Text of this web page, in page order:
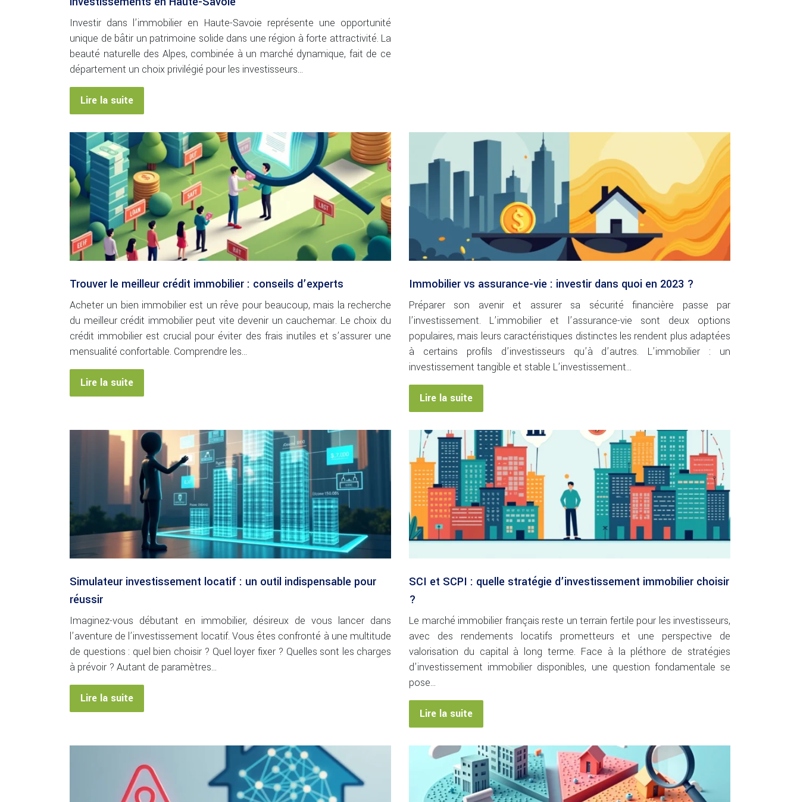
Investir dans l’immobilier en Haute-Savoie représente une opportunité
unique de bâtir un patrimoine solide dans une région à forte attractivité. La
beauté naturelle des Alpes, combinée à un marché dynamique, fait de ce
département un choix privilégié pour les investisseurs…
Lire la suite
Trouver le meilleur crédit immobilier : conseils d’experts
Acheter un bien immobilier est un rêve pour beaucoup, mais la recherche
du meilleur crédit immobilier peut vite devenir un cauchemar. Le choix du
crédit immobilier est crucial pour éviter des frais inutiles et s’assurer une
mensualité confortable. Comprendre les…
Lire la suite
Immobilier vs assurance-vie : investir dans quoi en 2023 ?
Préparer son avenir et assurer sa sécurité financière passe par
l’investissement. L’immobilier et l’assurance-vie sont deux options
populaires, mais leurs caractéristiques distinctes les rendent plus adaptées
à certains profils d’investisseurs qu’à d’autres. L’immobilier : un
investissement tangible et stable L’investissement…
Lire la suite
Simulateur investissement locatif : un outil indispensable pour
réussir
Imaginez-vous débutant en immobilier, désireux de vous lancer dans
l’aventure de l’investissement locatif. Vous êtes confronté à une multitude
de questions : quel bien choisir ? Quel loyer fixer ? Quelles sont les charges
à prévoir ? Autant de paramètres…
Lire la suite
SCI et SCPI : quelle stratégie d’investissement immobilier choisir
?
Le marché immobilier français reste un terrain fertile pour les investisseurs,
avec des rendements locatifs prometteurs et une perspective de
valorisation du capital à long terme. Face à la pléthore de stratégies
d’investissement immobilier disponibles, une question fondamentale se
pose…
Lire la suite